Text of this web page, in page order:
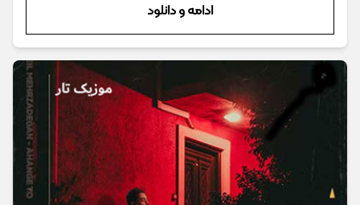
ادامه و دانلود